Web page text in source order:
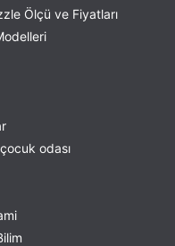
Ölçü ve Fiyatları
odası